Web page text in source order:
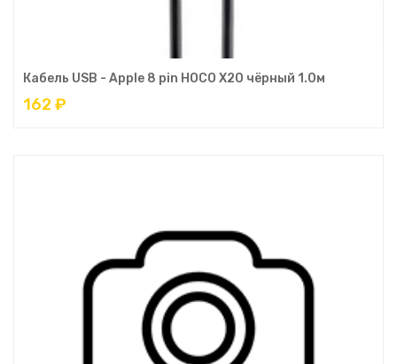
Кабель USB - Apple 8 pin HOCO X20 чёрный 1.0м
162 ₽